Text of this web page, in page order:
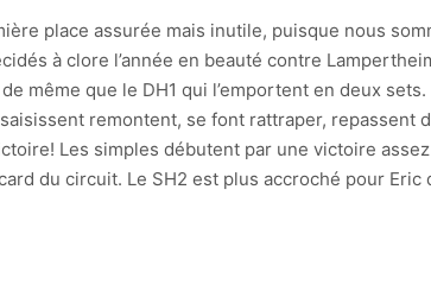
place assurée mais inutile, puisque nous
à clore l’année en beauté contre
même que le DH1 qui l’emportent en deux
remontent, se font rattraper, repassent
Les simples débutent par une victoire
du circuit. Le SH2 est plus accroché pour